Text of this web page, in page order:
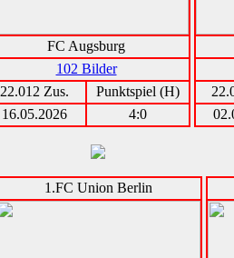
FC Augsburg
102 Bilder
22.012 Zus.
Punktspiel (H)
16.05.2026
4:0
1.FC Union Berlin